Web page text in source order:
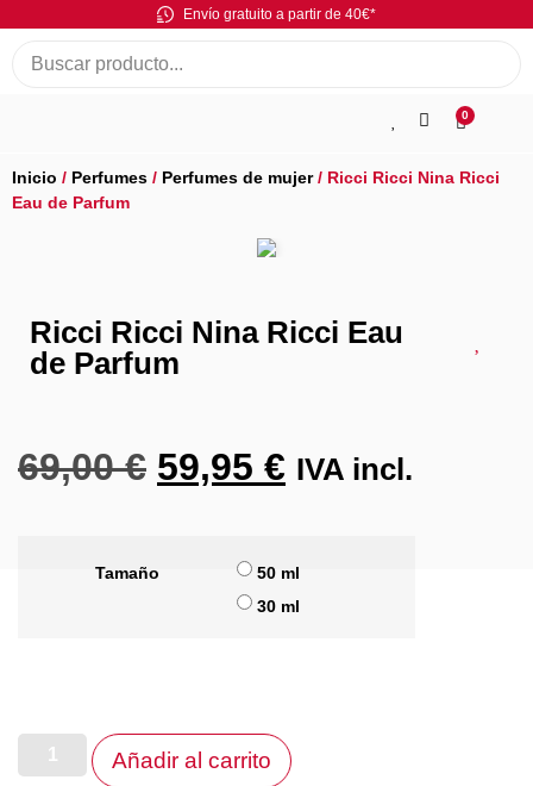
Envío gratuito a partir de 40€*
0
Inicio / Perfumes / Perfumes de mujer/ Ricci Ricci Nina Ricci
Eau de Parfum
Ricci Ricci Nina Ricci Eau
de Parfum
69,00€ 59,95 € IVA incl.
Tamaño
50 ml
30 ml
Añadir al carrito